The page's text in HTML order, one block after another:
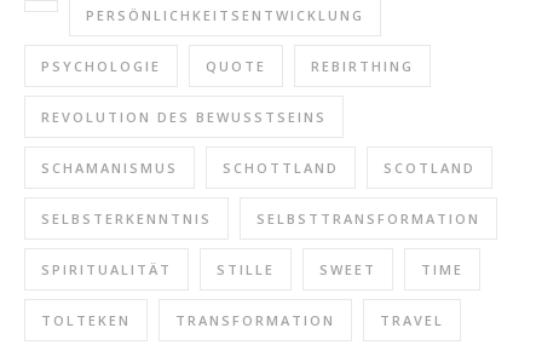
PERSÖNLICHKEITSENTWICKLUNG
PSYCHOLOGIE QUOTE REBIRTHING
REVOLUTION DES BEWUSSTSEINS
SCHAMANISMUS SCHOTTLAND SCOTLAND
SELBSTERKENNTNIS SELBSTTRANSFORMATION
SPIRITUALITÄT STILLE SWEET TIME
TOLTEKEN TRANSFORMATION TRAVEL